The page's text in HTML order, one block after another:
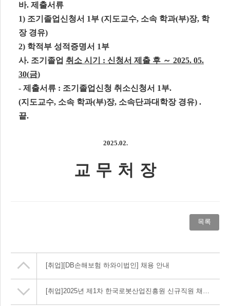
바. 제출서류
1) 조기졸업신청서 1부 (지도교수, 소속 학과(부)장, 학
장 경유)
2) 학적부 성적증명서 1부
사. 조기졸업 취소 시기 : 신청서 제출 후 ～ 2025. 05.
30(금)
- 제출서류 : 조기졸업신청 취소신청서 1부.
(지도교수, 소속 학과(부)장, 소속단과대학장 경유) .
끝.
2025.02.
교 무 처 장
목록
[취업] [DB손해보험 하와이법인] 채용 안내
[취업]2025년 제1차 한국로봇산업진흥원 신규직원 채용 안내